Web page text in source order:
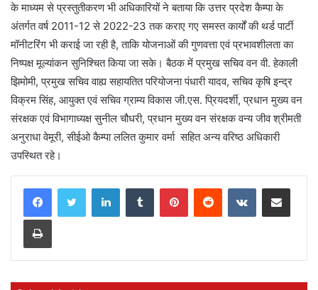
के माध्यम से प्रस्तुतीकरण भी अधिकारियों ने बताया कि उत्तर प्रदेश कैम्पा के
अंतर्गत वर्ष 2011-12 से 2022-23 तक कराए गए समस्त कार्यों की थर्ड पार्टी
मॉनीटरिंग भी कराई जा रही है, ताकि योजनाओं की गुणवत्ता एवं प्रभावशीलता का
निष्पक्ष मूल्यांकन सुनिश्चित किया जा सके। बैठक में प्रमुख सचिव वन वी. हेकाली
झिमोमी, प्रमुख सचिव वाह्य सहायतित परियोजना पंधारी यादव, सचिव कृषि इन्द्र
विक्रम सिंह, आयुक्त एवं सचिव ग्राम्य विकास जी.एस. प्रियदर्शी, प्रधान मुख्य वन
संरक्षक एवं विभागाध्यक्ष सुनील चौधरी, प्रधान मुख्य वन संरक्षक वन्य जीव श्रीमती
अनुराधा वेमूरी, सीईओ कैम्पा ललित कुमार वर्मा सहित अन्य वरिष्ठ अधिकारी
उपस्थित रहे।
LinkedInTumblr PinterestReddit VKontakteShare via Email
Print